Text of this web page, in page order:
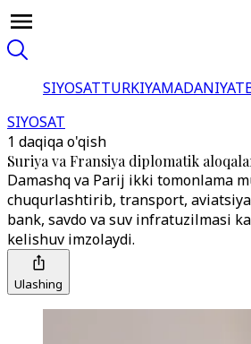
SIYOSATTURKIYAMADANIYAT
SIYOSAT
1 daqiqa o'qish
Suriya va Fransiya diplomatik
Damashq va Parij ikki tomonlama
chuqurlashtirib, transport,
bank, savdo va suv infratuzilmasi
kelishuv imzolaydi.
Ulashing